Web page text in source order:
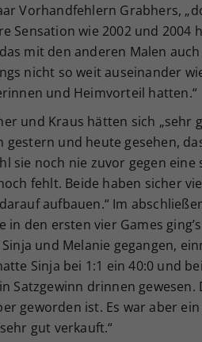
Vorhandfehlern Grabhers,
Sensation wie 2002 und
mit den anderen Malen
nicht so weit auseinander
und Heimvorteil hatten.“
und Kraus hätten sich „sehr
gestern und heute gesehen,
sie noch nie zuvor gegen
fehlt. Beide haben sicher
aufbauen.“ Im
in den ersten vier Games
und Melanie gegangen,
Sinja bei 1:1 ein 40:0 und
Satzgewinn drinnen
geworden ist. Es war aber
gut verkauft.“